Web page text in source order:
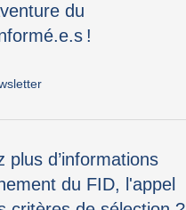
du
!
plus d’informations
du FID, l'appel